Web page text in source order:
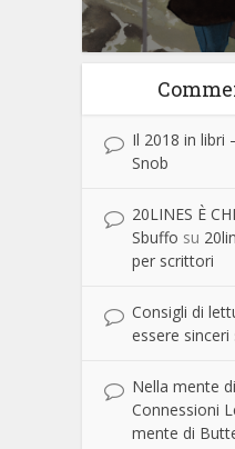
Il 2018 in libri
Snob
20LINES È
Sbuffo su
per scrittori
Consigli di
essere sinceri
Nella mente
Connessioni
mente di